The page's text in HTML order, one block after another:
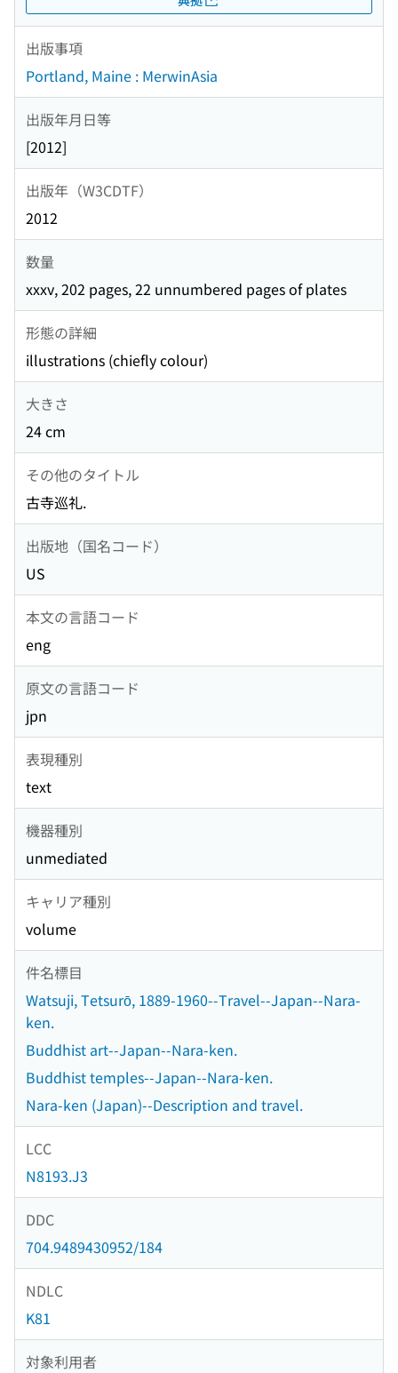
出版事項
Portland, Maine : MerwinAsia
出版年月日等
[2012]
出版年（W3CDTF）
2012
数量
xxxv, 202 pages, 22 unnumbered pages of plates
形態の詳細
illustrations (chiefly colour)
大きさ
24 cm
その他のタイトル
古寺巡礼.
出版地（国名コード）
US
本文の言語コード
eng
原文の言語コード
jpn
表現種別
text
機器種別
unmediated
キャリア種別
volume
件名標目
Watsuji, Tetsurō, 1889-1960--Travel--Japan--Nara-
ken.
Buddhist art--Japan--Nara-ken.
Buddhist temples--Japan--Nara-ken.
Nara-ken (Japan)--Description and travel.
LCC
N8193.J3
DDC
704.9489430952/184
NDLC
K81
対象利用者